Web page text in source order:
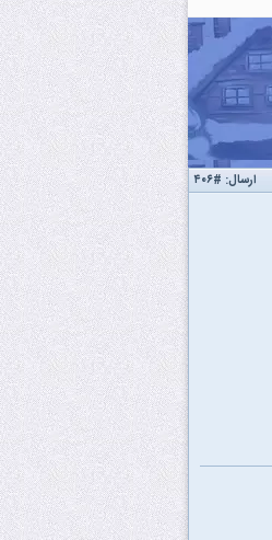
ارسال: #۴۰۶